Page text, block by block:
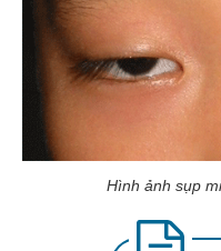
Hình ảnh sụp